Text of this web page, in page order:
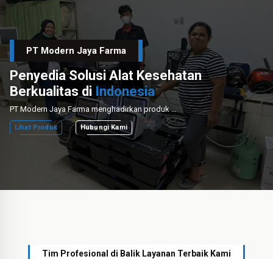
PT Modern Jaya Farma
Penyedia Solusi Alat Kesehatan
Berkualitas di Indonesia
PT Modern Jaya Farma menghadirkan produk medis unggulan dengan layanan instalasi dan perawatan profesional untuk mendukung sektor kesehatan nasional.
Lihat Produk Hubungi Kami
Tim Profesional di Balik Layanan Terbaik Kami